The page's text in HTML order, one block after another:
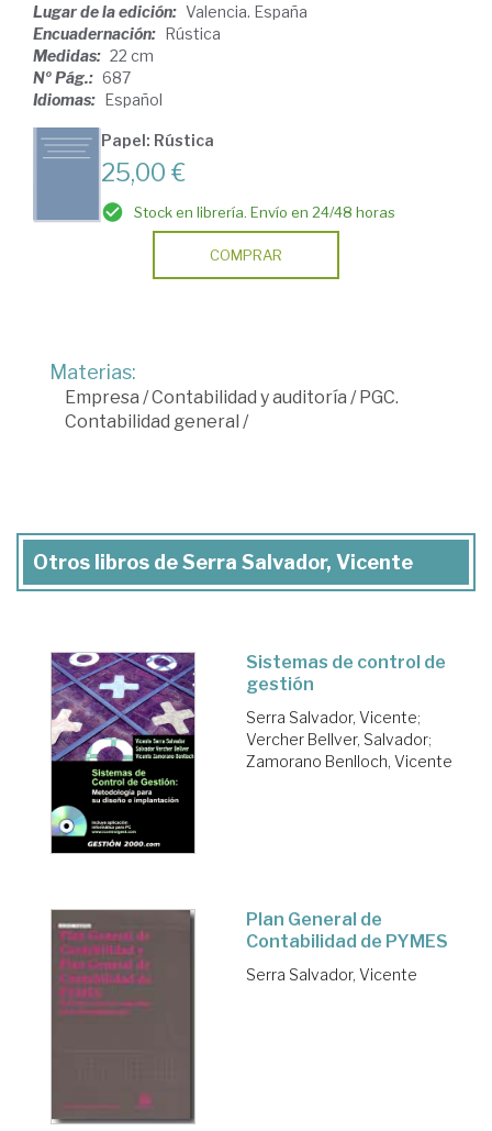
Lugar de la edición: Valencia. España
Encuadernación: Rústica
Medidas: 22 cm
Nº Pág.: 687
Idiomas: Español
Papel: Rústica
25,00 €
Stock en librería. Envío en 24/48 horas
COMPRAR
Materias:
Empresa /Contabilidad y auditoría /PGC.
Contabilidad general /
Otros libros de Serra Salvador, Vicente
Sistemas de control de
gestión
Serra Salvador, Vicente;
Vercher Bellver, Salvador;
Zamorano Benlloch, Vicente
Plan General de
Contabilidad de PYMES
Serra Salvador, Vicente